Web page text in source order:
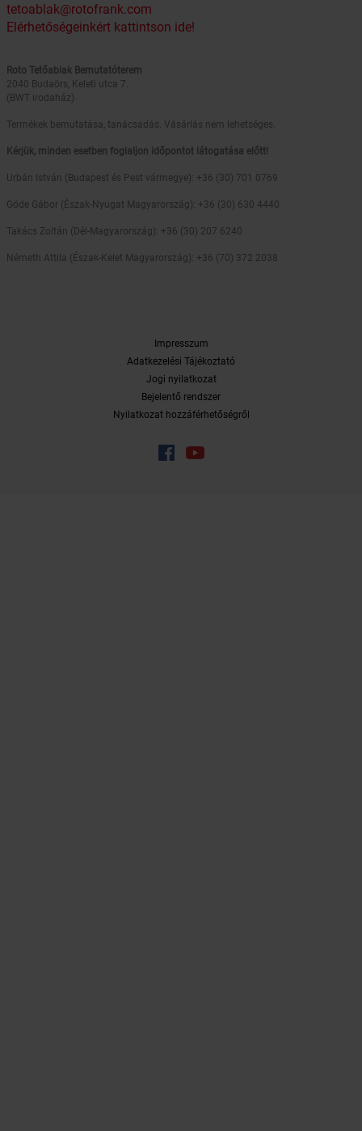
tetoablak@rotofrank.com
Elérhetőségeinkért kattintson ide!
Roto Tetőablak Bemutatóterem
2040 Budaörs, Keleti utca 7.
(BWT irodaház)
Termékek bemutatása, tanácsadás. Vásárlás nem lehetséges.
Kérjük, minden esetben foglaljon időpontot látogatása előtt!
Urbán István (Budapest és Pest vármegye): +36 (30) 701 0769
Göde Gábor (Észak-Nyugat Magyarország): +36 (30) 630 4440
Takács Zoltán (Dél-Magyarország): +36 (30) 207 6240
Németh Attila (Észak-Kelet Magyarország): +36 (70) 372 2038
Impresszum
Adatkezelési Tájékoztató
Jogi nyilatkozat
Bejelentő rendszer
Nyilatkozat hozzáférhetőségről